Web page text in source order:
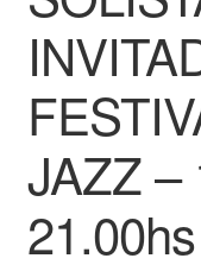
JAZZ –
21.00hs